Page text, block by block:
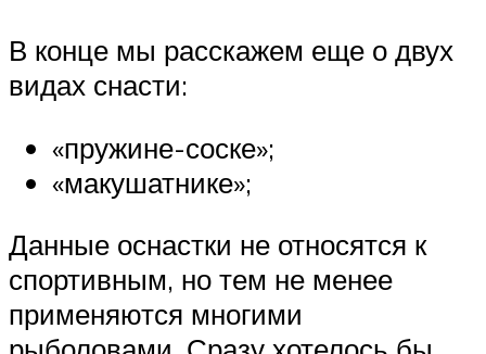
В конце мы расскажем еще о двух
видах снасти:
«пружине-соске»;
«макушатнике»;
Данные оснастки не относятся к
спортивным, но тем не менее
применяются многими